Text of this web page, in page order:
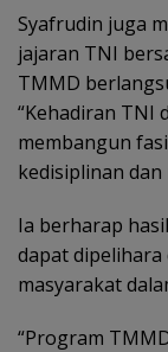
Syafrudin juga
jajaran TNI
TMMD
“Kehadiran TNI
membangun
kedisiplinan dan
Ia berharap
dapat
masyarakat
“Program